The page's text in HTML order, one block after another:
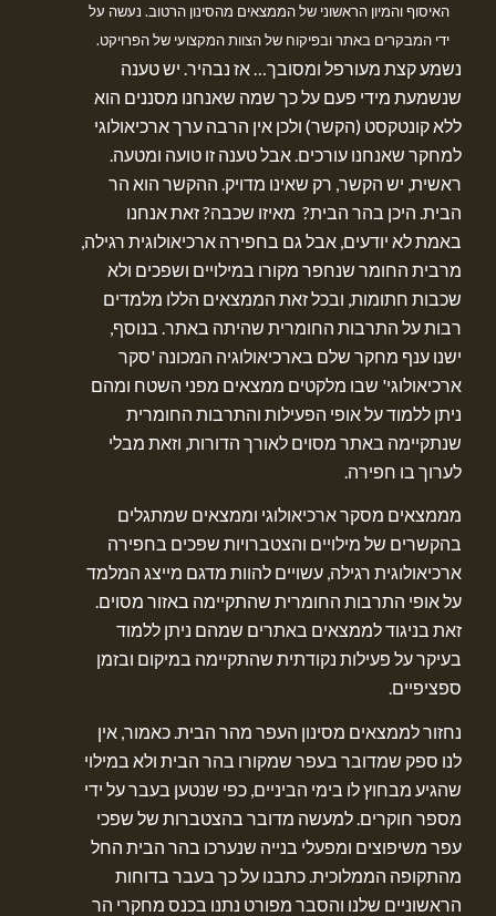
האיסוף והמיון הראשוני של הממצאים מהסינון הרטוב. נעשה על
ידי המבקרים באתר ובפיקוח של הצוות המקצועי של הפרויקט.
נשמע קצת מעורפל ומסובך… אז נבהיר. יש טענה
שנשמעת מידי פעם על כך שמה שאנחנו מסננים הוא
ללא קונטקסט (הקשר) ולכן אין הרבה ערך ארכיאולוגי
למחקר שאנחנו עורכים. אבל טענה זו טועה ומטעה.
ראשית, יש הקשר, רק שאינו מדויק. ההקשר הוא הר
הבית. היכן בהר הבית? מאיזו שכבה? זאת אנחנו
באמת לא יודעים, אבל גם בחפירה ארכיאולוגית רגילה,
מרבית החומר שנחפר מקורו במילויים ושפכים ולא
שכבות חתומות, ובכל זאת הממצאים הללו מלמדים
רבות על התרבות החומרית שהיתה באתר. בנוסף,
ישנו ענף מחקר שלם בארכיאולוגיה המכונה 'סקר
ארכיאולוגי' שבו מלקטים ממצאים מפני השטח ומהם
ניתן ללמוד על אופי הפעילות והתרבות החומרית
שנתקיימה באתר מסוים לאורך הדורות, וזאת מבלי
לערוך בו חפירה.
מממצאים מסקר ארכיאולוגי וממצאים שמתגלים
בהקשרים של מילויים והצטברויות שפכים בחפירה
ארכיאולוגית רגילה, עשויים להוות מדגם מייצג המלמד
על אופי התרבות החומרית שהתקיימה באזור מסוים.
זאת בניגוד לממצאים באתרים שמהם ניתן ללמוד
בעיקר על פעילות נקודתית שהתקיימה במיקום ובזמן
ספציפיים.
נחזור לממצאים מסינון העפר מהר הבית. כאמור, אין
לנו ספק שמדובר בעפר שמקורו בהר הבית ולא במילוי
שהגיע מבחוץ לו בימי הביניים, כפי שנטען בעבר על ידי
מספר חוקרים. למעשה מדובר בהצטברות של שפכי
עפר משיפוצים ומפעלי בנייה שנערכו בהר הבית החל
מהתקופה הממלוכית. כתבנו על כך בעבר בדוחות
הראשוניים שלנו והסבר מפורט נתנו בכנס מחקרי הר